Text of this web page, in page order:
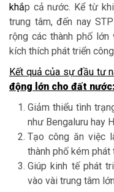
khắp cả nước. Kể từ
trung tâm, đến nay
rộng các thành phố
kích thích phát triển
Kết quả của sự đầu tư
động lớn cho đất nước:
Giảm thiểu tình
như Bengaluru hay
Tạo công ăn việc
thành phố kém phát
Giúp kinh tế phát
vào vài trung tâm